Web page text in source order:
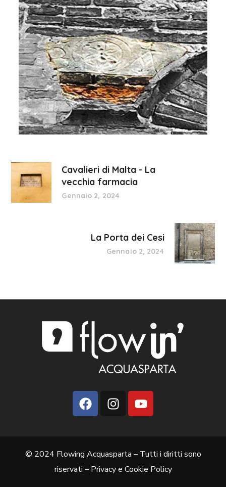
Cavalieri di Malta - La
vecchia farmacia
Gennaio 2, 2024
La Porta dei Cesi
Gennaio 2, 2024
© 2024 Flowing Acquasparta – Tutti i diritti sono
riservati – Privacy e Cookie Policy